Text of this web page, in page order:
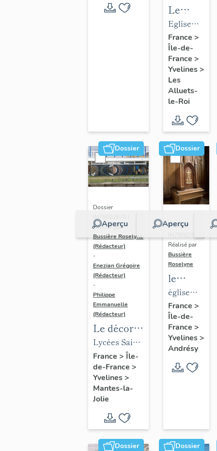
Le
mobilier
de
l'église
Saint-
Nicolas
Eglise
paroissiale
Saint-
Nicolas
France >
Île-de-
France >
Yvelines>
Les
Alluets-
le-Roi
Dossier
Aperçu
Dossier
IM78002670 |
Réalisé par
Bussière Roselyne
(Rédacteur)
-
Enezian Grégoire
(Rédacteur)
-
Philippe
Emmanuelle
(Rédacteur)
Le décor
des lycées
de Mantes
Lycées Saint-
Exupéry et
Jean Rostand
France > Île-
de-France >
Yvelines>
Mantes-la-
Jolie
Dossier
Aperçu
Dossier
Réalisé par
Bussière
Roselyne
le
mobilier
de
l'église
Saint-
Germain-
de-
Paris
église
paroissiale
Saint-
Germain
France >
Île-de-
France >
Yvelines>
Andrésy
Dossier Dossier